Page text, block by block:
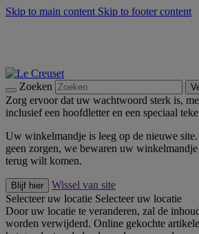
Skip to main content Skip to footer content
Zoeken
Zorg ervoor dat uw wachtwoord sterk is,
inclusief een hoofdletter en een speciaal
Uw winkelmandje is leeg op de nieuwe
geen zorgen, we bewaren uw
terug wilt komen.
Blijf hier
Wissel van site
Selecteer uw locatie Selecteer uw locatie
Door uw locatie te veranderen, zal de
worden verwijderd. Online gekochte